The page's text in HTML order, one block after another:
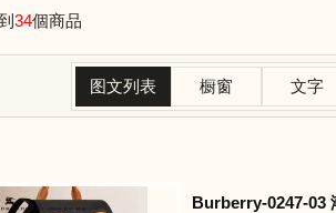
34個商品
图文列表 橱窗 文字
Burberry-0247-03